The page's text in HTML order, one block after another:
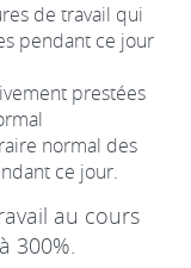
de travail qui
pendant ce jour
prestées
normal des
ce jour.
au cours
300%.